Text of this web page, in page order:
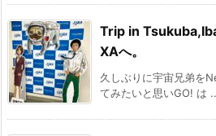
Trip in
XAへ。
久しぶりに宇宙兄弟を
てみたいと思いGO! は